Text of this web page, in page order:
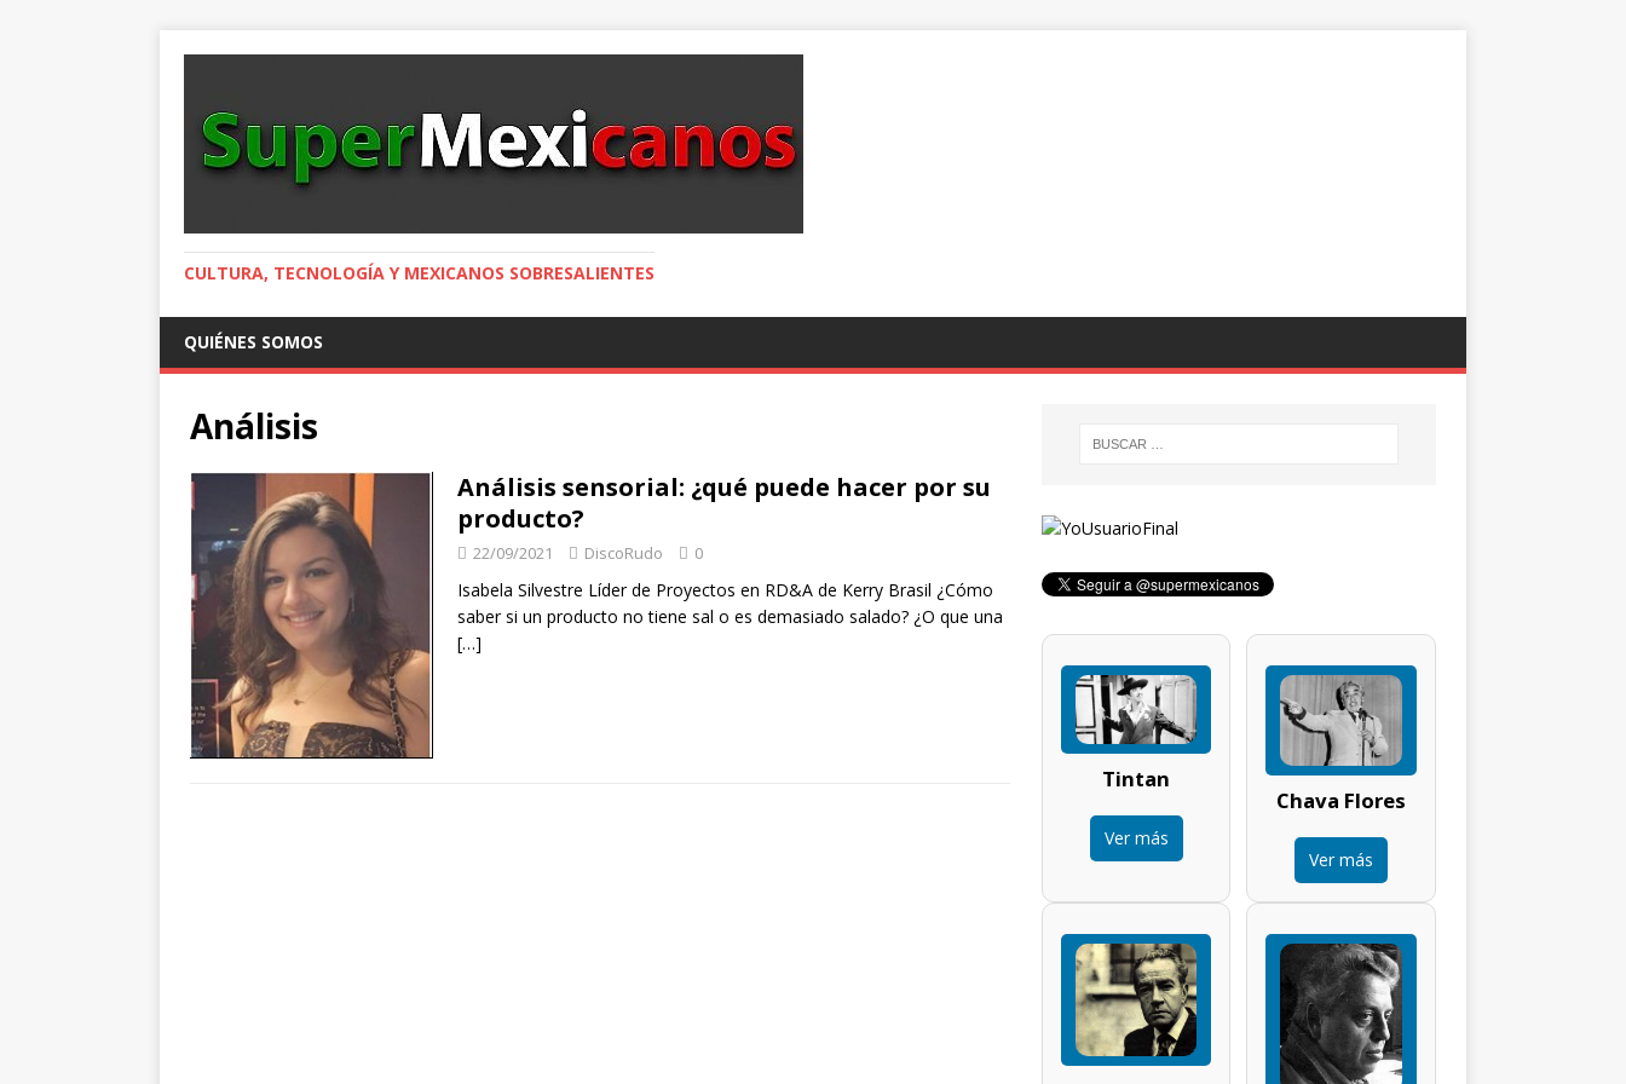
CULTURA, TECNOLOGÍA Y MEXICANOS SOBRESALIENTES
QUIÉNES SOMOS
Análisis
Análisis sensorial: ¿qué puede hacer por su
producto?
22/09/2021 DiscoRudo 0
Isabela Silvestre Líder de Proyectos en RD&A de Kerry Brasil ¿Cómo
saber si un producto no tiene sal o es demasiado salado? ¿O que una
[…]
Tintan
Ver más
Chava Flores
Ver más